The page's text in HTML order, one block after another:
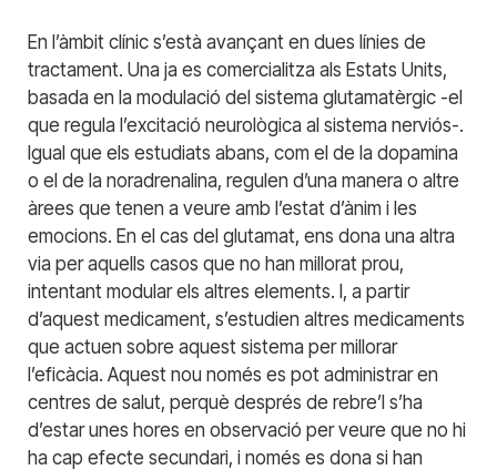
En l’àmbit clínic s’està avançant en dues línies de
tractament. Una ja es comercialitza als Estats Units,
basada en la modulació del sistema glutamatèrgic -el
que regula l’excitació neurològica al sistema nerviós-.
Igual que els estudiats abans, com el de la dopamina
o el de la noradrenalina, regulen d’una manera o altre
àrees que tenen a veure amb l’estat d’ànim i les
emocions. En el cas del glutamat, ens dona una altra
via per aquells casos que no han millorat prou,
intentant modular els altres elements. I, a partir
d’aquest medicament, s’estudien altres medicaments
que actuen sobre aquest sistema per millorar
l’eficàcia. Aquest nou només es pot administrar en
centres de salut, perquè després de rebre’l s’ha
d’estar unes hores en observació per veure que no hi
ha cap efecte secundari, i només es dona si han